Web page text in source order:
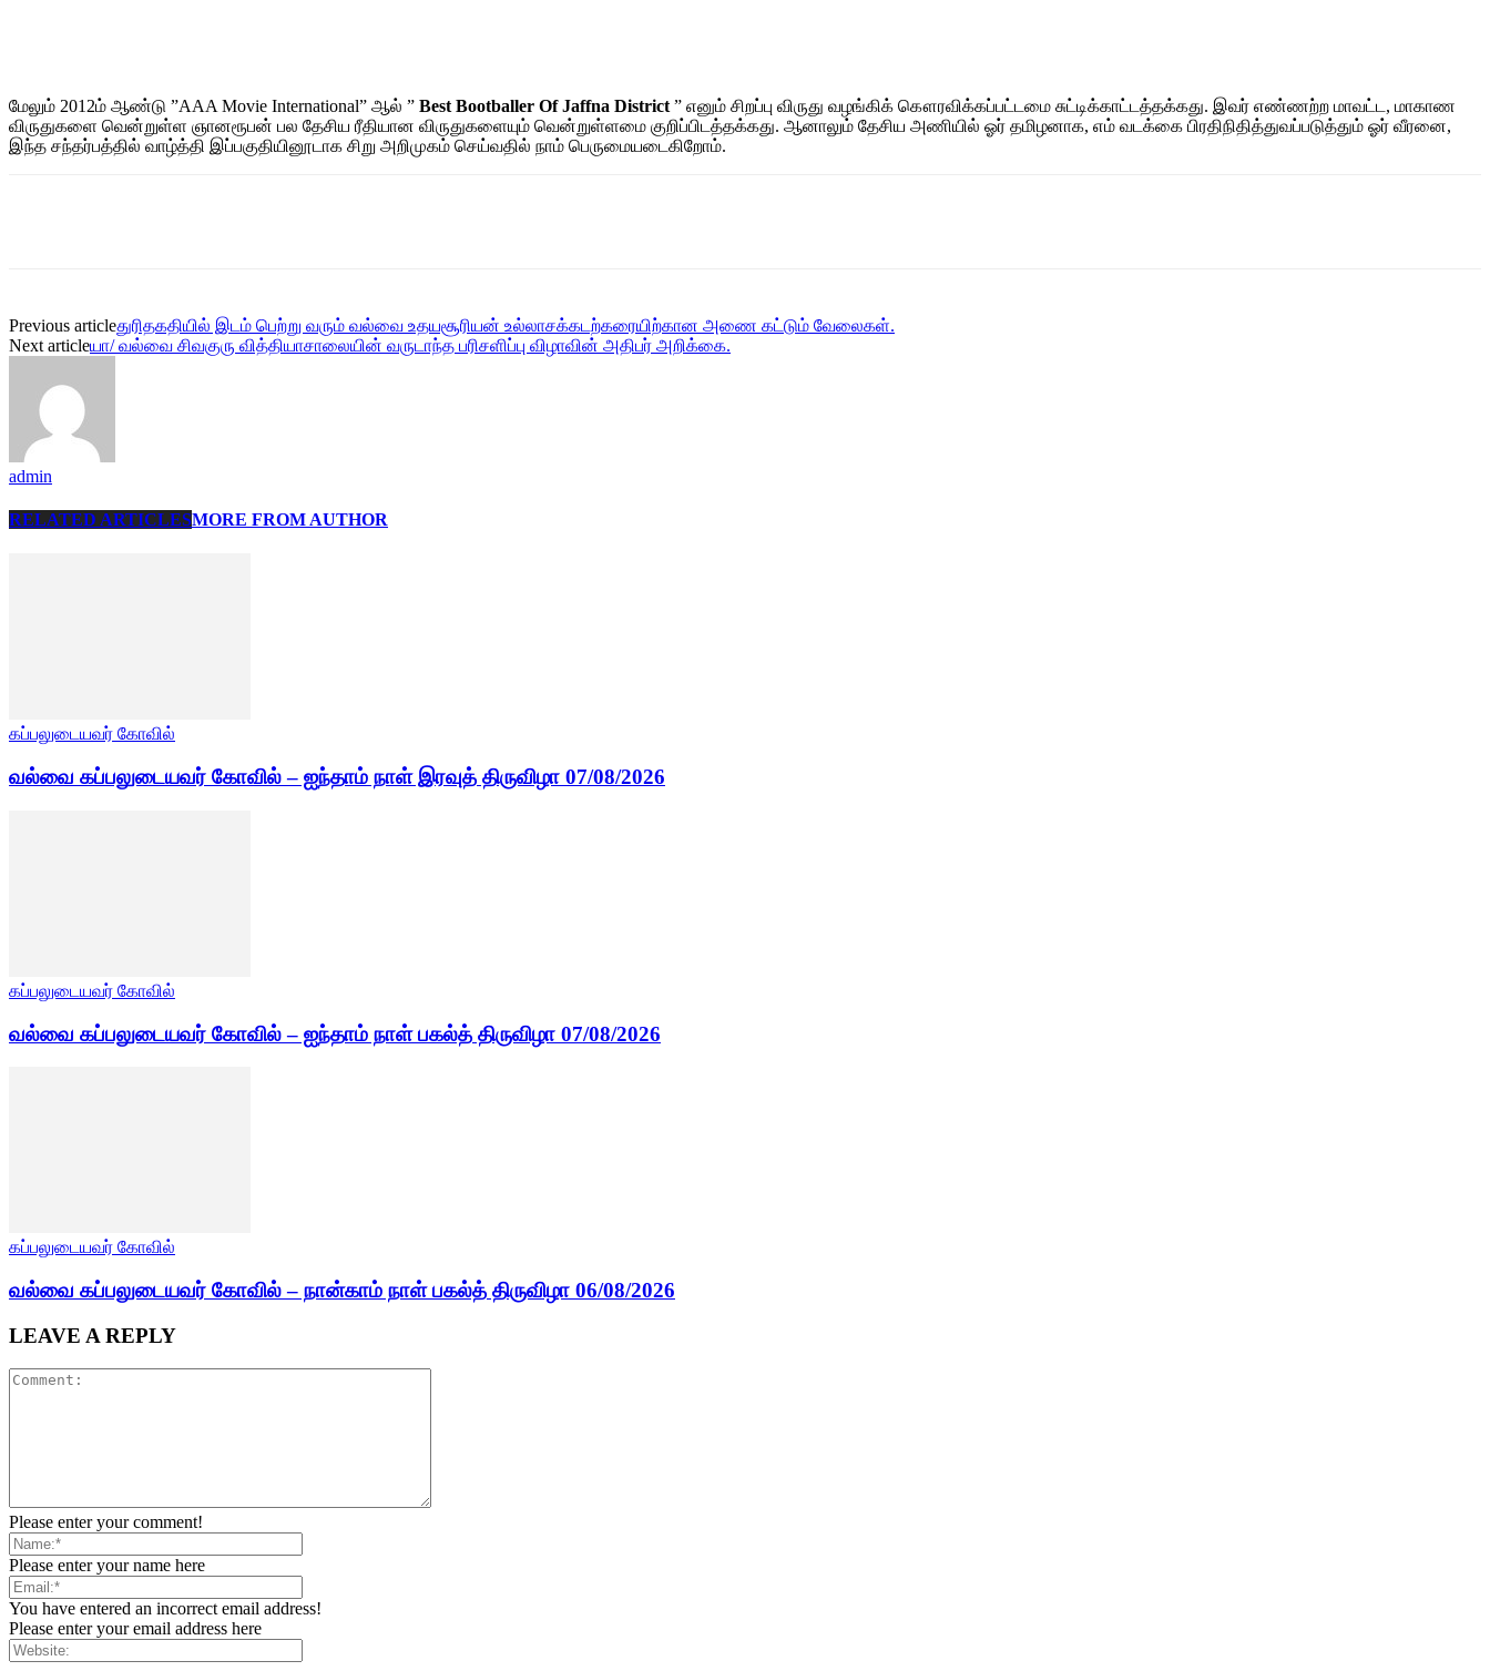
மேலும் 2012ம் ஆண்டு ”AAA Movie International” ஆல் ” Best Bootballer Of Jaffna District ” எனும் சிறப்பு விருது வழங்கிக் கௌரவிக்கப்பட்டமை சுட்டிக்காட்டத்தக்கது. இவர் எண்ணற்ற மாவட்ட, மாகாண
விருதுகளை வென்றுள்ள ஞானரூபன் பல தேசிய ரீதியான விருதுகளையும் வென்றுள்ளமை குறிப்பிடத்தக்கது. ஆனாலும் தேசிய அணியில் ஓர் தமிழனாக, எம் வடக்கை பிரதிநிதித்துவப்படுத்தும் ஓர் வீரனை,
இந்த சந்தர்பத்தில் வாழ்த்தி இப்பகுதியினூடாக சிறு அறிமுகம் செய்வதில் நாம் பெருமையடைகிறோம்.
Previous articleதுரிதகதியில் இடம் பெற்று வரும் வல்வை உதயசூரியன் உல்லாசக்கடற்கரையிற்கான அணை கட்டும் வேலைகள்.
Next articleயா/ வல்வை சிவகுரு வித்தியாசாலையின் வருடாந்த பரிசளிப்பு விழாவின் அதிபர் அறிக்கை.
admin
RELATED ARTICLESMORE FROM AUTHOR
கப்பலுடையவர் கோவில்
வல்வை கப்பலுடையவர் கோவில் – ஐந்தாம் நாள் இரவுத் திருவிழா 07/08/2026
கப்பலுடையவர் கோவில்
வல்வை கப்பலுடையவர் கோவில் – ஐந்தாம் நாள் பகல்த் திருவிழா 07/08/2026
கப்பலுடையவர் கோவில்
வல்வை கப்பலுடையவர் கோவில் – நான்காம் நாள் பகல்த் திருவிழா 06/08/2026
LEAVE A REPLY
Please enter your comment!
Please enter your name here
You have entered an incorrect email address!
Please enter your email address here